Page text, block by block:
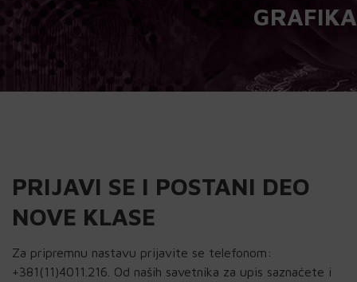
GRAFIKA
PRIJAVI SE I POSTANI DEO
NOVE KLASE
Za pripremnu nastavu prijavite se telefonom:
+381(11)4011.216. Od naših savetnika za upis saznaćete i